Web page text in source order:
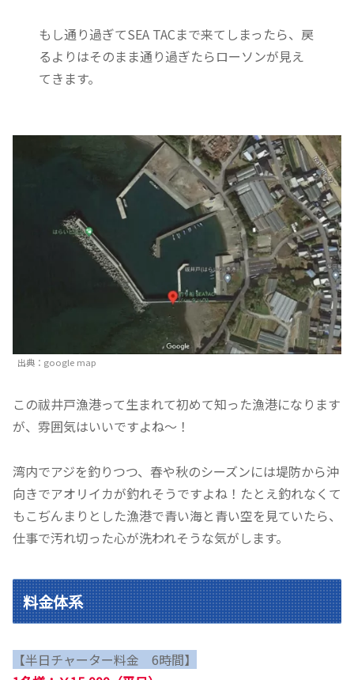
もし通り過ぎてSEA TACまで来てしまったら、戻
るよりはそのまま通り過ぎたらローソンが見え
てきます。
出典：google map
この祓井戸漁港って生まれて初めて知った漁港になります
が、雰囲気はいいですよね～！
湾内でアジを釣りつつ、春や秋のシーズンには堤防から沖
向きでアオリイカが釣れそうですよね！たとえ釣れなくて
もこぢんまりとした漁港で青い海と青い空を見ていたら、
仕事で汚れ切った心が洗われそうな気がします。
料金体系
【半日チャーター料金 6時間】